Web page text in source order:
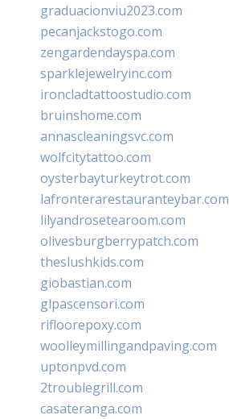
graduacionviu2023.com
pecanjackstogo.com
zengardendayspa.com
sparklejewelryinc.com
ironcladtattoostudio.com
bruinshome.com
annascleaningsvc.com
wolfcitytattoo.com
oysterbayturkeytrot.com
lafronterarestauranteybar.com
lilyandrosetearoom.com
olivesburgberrypatch.com
theslushkids.com
giobastian.com
glpascensori.com
rifloorepoxy.com
woolleymillingandpaving.com
uptonpvd.com
2troublegrill.com
casateranga.com